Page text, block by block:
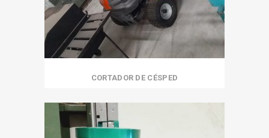
CORTADOR DE CÉSPED